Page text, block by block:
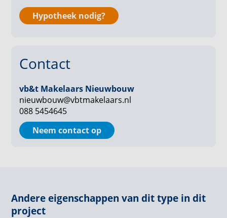
entree bevindt zich nog een separaat toilet voor
gasten.
wasmachine, droger en de technische installaties.
De grote loggia is een verlengstuk van de
woonkamer. Hier zit je heerlijk beschut en kun je
urenlang tafelen, relaxen of lezen.
- Inclusief eigen parkeerplaats
Hypotheek nodig?
Contact
vb&t Makelaars Nieuwbouw
nieuwbouw@vbtmakelaars.nl
088 5454645
Neem contact op
Andere eigenschappen van dit type in dit
project